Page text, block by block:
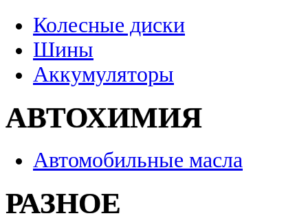
Колесные диски
Шины
Аккумуляторы
АВТОХИМИЯ
Автомобильные масла
РАЗНОЕ